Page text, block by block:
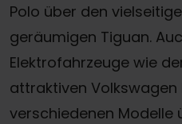
Polo über den
geräumigen Tiguan.
Elektrofahrzeuge wie
attraktiven Volkswagen
verschiedenen Modelle